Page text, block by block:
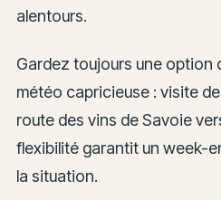
alentours.
Gardez toujours une option
météo capricieuse : visite
route des vins de Savoie
flexibilité garantit un week-
la situation.